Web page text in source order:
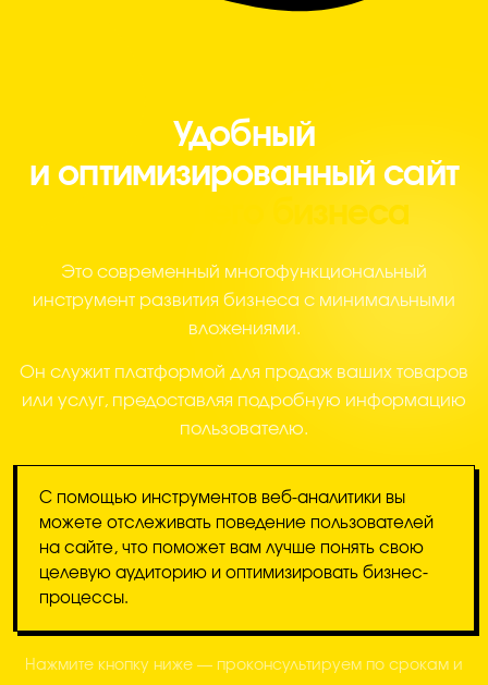
Удобный
и оптимизированный сайт
для вашего бизнеса
Это современный многофункциональный
инструмент развития бизнеса с минимальными
вложениями.
Он служит платформой для продаж ваших товаров
или услуг, предоставляя подробную информацию
пользователю.
С помощью инструментов веб-аналитики вы
можете отслеживать поведение пользователей
на сайте, что поможет вам лучше понять свою
целевую аудиторию и оптимизировать бизнес-
процессы.
Нажмите кнопку ниже — проконсультируем по срокам и